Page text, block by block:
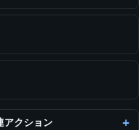
アクション